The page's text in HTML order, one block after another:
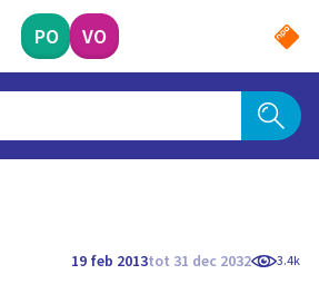
PO VO
19 feb 2013tot 31 dec 2032 3.4k